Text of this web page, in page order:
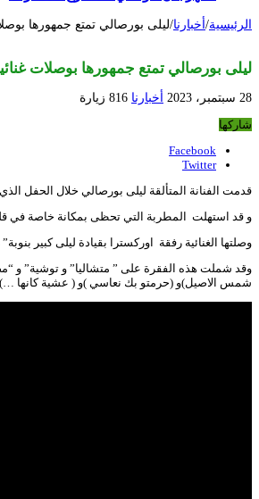
الرئيسية/ أخبارنا/ليلى بورصالي تمتع جمهورها
ليلى بورصالي تمتع جمهورها بوصلات
28 سبتمبر، 2023 أخبارنا 816 زيارة
شاركها
Facebook
Twitter
قدمت الفنانة المتألقة ليلى بورصالي خلال الحفل الذي أحيته الخميس 21 سبتمبر 2023بالمسرح الوطني الجزائري محي الدين بشطرزي بعنوان “الوصال ،دخول بالنوبة ” برنامجا ثريا و متنوعا من
و قد استهلت المطربة التي تحظى بمكانة خاصة في
وصلتها الغنائية رفقة اوركسترا بقيادة ليلى كبير
وقد شملت هذه الفقرة على ” متشاليا” و توشية” و
شمس الاصيل)و (حرمتو بك نعاسي )و ( عشية كانها